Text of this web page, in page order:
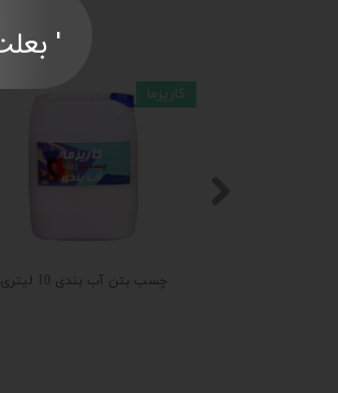
چسب بتن آب بندی 10 لیتری
کاریزما
'